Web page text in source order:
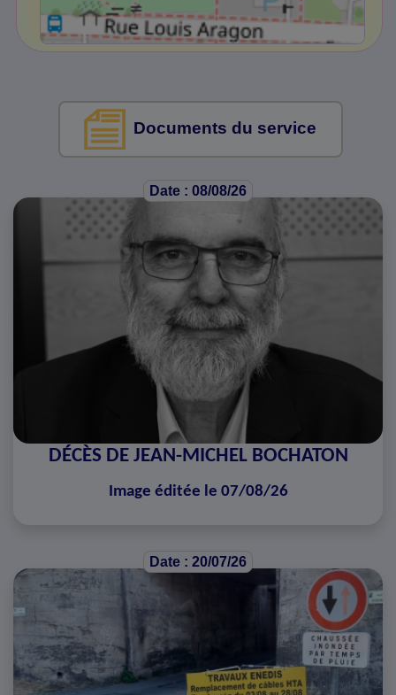
Documents du service
Date : 08/08/26
DÉCÈS DE JEAN-MICHEL BOCHATON
Image éditée le 07/08/26
Date : 20/07/26